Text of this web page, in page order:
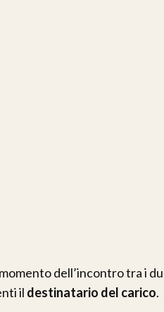
dell’incontro tra i
il destinatario del carico.